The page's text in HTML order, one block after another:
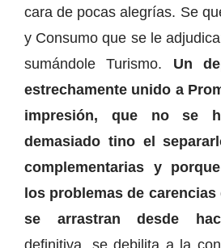
cara de pocas alegrías. Se
y Consumo que se le
sumándole Turismo. Un
estrechamente unido a
impresión, que no se
demasiado tino el
complementarias y
los problemas de
se arrastran desde